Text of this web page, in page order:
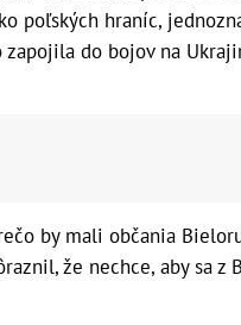
poľských hraníc,
do bojov na
by mali občania
že nechce, aby sa z